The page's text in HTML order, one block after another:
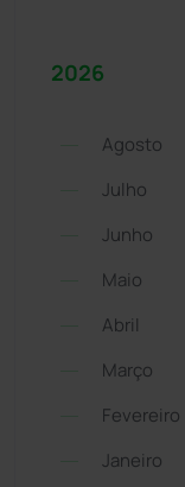
2026
Agosto
Julho
Junho
Maio
Abril
Março
Fevereiro
Janeiro